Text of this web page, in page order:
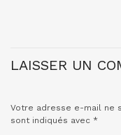
LAISSER UN
Votre adresse e-mail ne
sont indiqués avec *